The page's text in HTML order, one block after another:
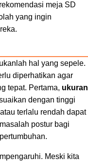
meja SD
yang ingin
hal yang sepele.
diperhatikan agar
tepat. Pertama, ukuran
dengan tinggi
terlalu rendah dapat
postur bagi
Meski kita